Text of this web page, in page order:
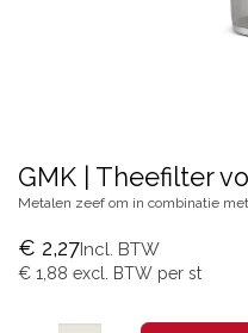
GMK | Theefilter
Metalen zeef om in combinatie
€ 2,27Incl. BTW
€ 1,88 excl. BTW per st